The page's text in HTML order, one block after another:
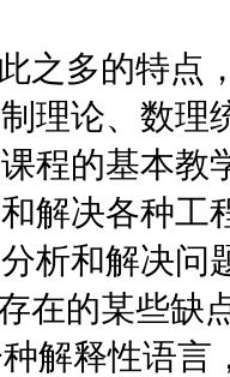
之多的特点
理论、数理
程的基本教
解决各种工
分析和解
在的某些缺
释性语言